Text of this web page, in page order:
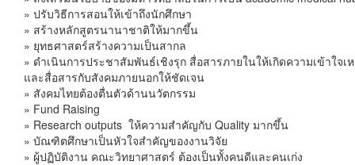
» ปรับวิธีการสอนให้เข้าถึงนักศึกษา
» สร้างหลักสูตรนานาชาติให้มากขึ้น
» ยุทธศาสตร์สร้างความเป็นสากล
» ดำเนินการประชาสัมพันธ์เชิงรุก สื่อสารภายในให้เกิดความเข้าใจเ
และสื่อสารกับสังคมภายนอกให้ชัดเจน
» สังคมไทยต้องตื่นตัวด้านนวัตกรรม
» Fund Raising
» Research outputs ให้ความสำคัญกับ Quality มากขึ้น
» บัณฑิตศึกษาเป็นหัวใจสำคัญของงานวิจัย
» ผู้ปฏิบัติงาน คณะวิทยาศาสตร์ ต้องเป็นทั้งคนดีและคนเก่ง